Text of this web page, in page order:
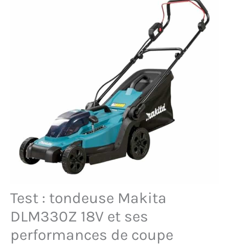
Test : tondeuse Makita
DLM330Z 18V et ses
performances de coupe